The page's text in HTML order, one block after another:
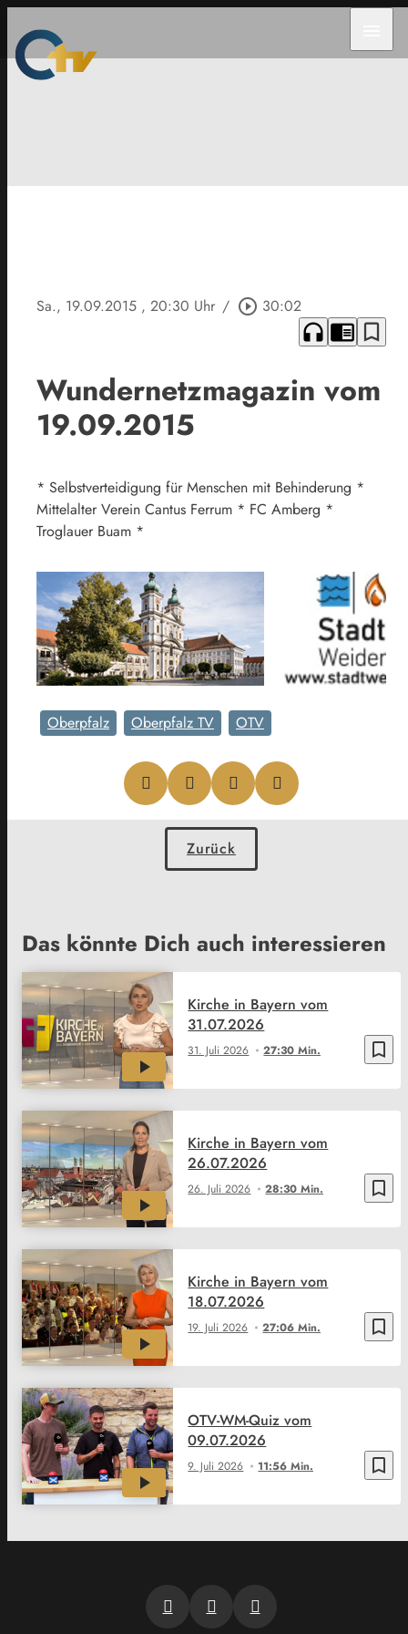
Sa., 19.09.2015 , 20:30 Uhr / play_circle_outline 30:02
headphones chrome_reader_mode bookmark_border
Wundernetzmagazin vom
19.09.2015
* Selbstverteidigung für Menschen mit Behinderung *
Mittelalter Verein Cantus Ferrum * FC Amberg *
Troglauer Buam *
Oberpfalz Oberpfalz TV OTV
Zurück
Das könnte Dich auch interessieren
bookmark_border
31. Juli 2026 27:30 Min.
Kirche in Bayern vom
31.07.2026
bookmark_border
26. Juli 2026 28:30 Min.
Kirche in Bayern vom
26.07.2026
bookmark_border
19. Juli 2026 27:06 Min.
Kirche in Bayern vom
18.07.2026
bookmark_border
9. Juli 2026 11:56 Min.
OTV-WM-Quiz vom
09.07.2026